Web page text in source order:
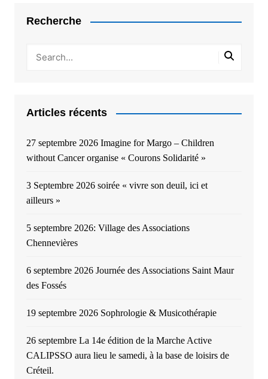
Recherche
Articles récents
27 septembre 2026 Imagine for Margo – Children
without Cancer organise « Courons Solidarité »
3 Septembre 2026 soirée « vivre son deuil, ici et
ailleurs »
5 septembre 2026: Village des Associations
Chennevières
6 septembre 2026 Journée des Associations Saint Maur
des Fossés
19 septembre 2026 Sophrologie & Musicothérapie
26 septembre La 14e édition de la Marche Active
CALIPSSO aura lieu le samedi, à la base de loisirs de
Créteil.